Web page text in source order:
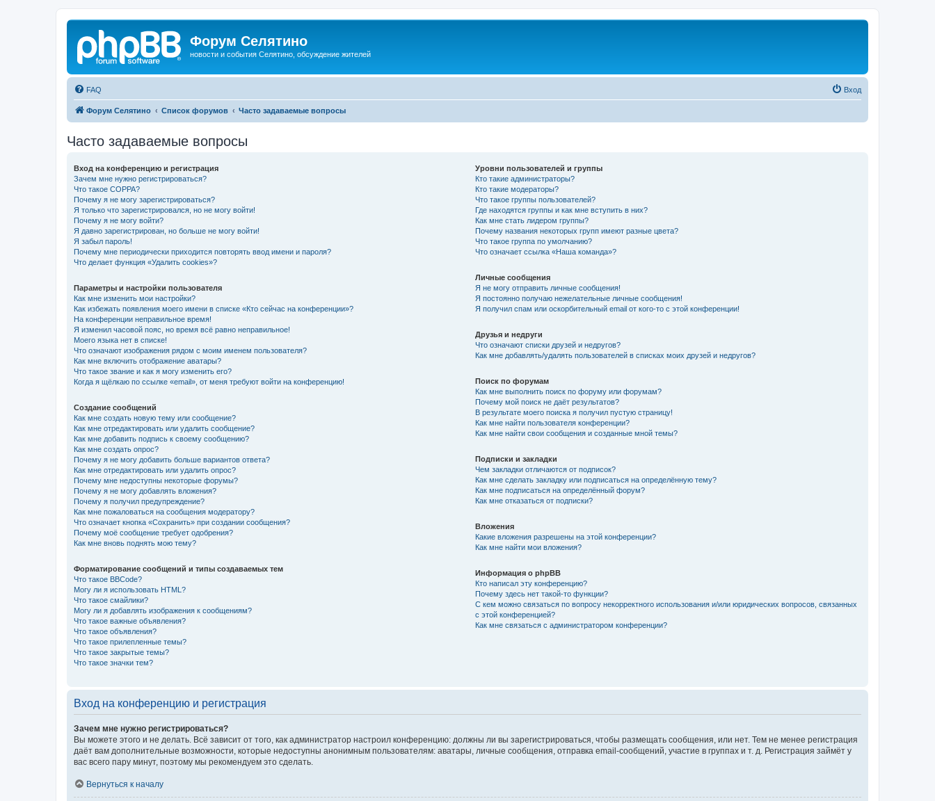
Форум Селятино
новости и события Селятино, обсуждение жителей
FAQ Вход
Форум Селятино Список форумов Часто задаваемые вопросы
Часто задаваемые вопросы
Вход на конференцию и регистрация
Зачем мне нужно регистрироваться?
Что такое COPPA?
Почему я не могу зарегистрироваться?
Я только что зарегистрировался, но не могу войти!
Почему я не могу войти?
Я давно зарегистрирован, но больше не могу войти!
Я забыл пароль!
Почему мне периодически приходится повторять ввод имени и пароля?
Что делает функция «Удалить cookies»?
Параметры и настройки пользователя
Как мне изменить мои настройки?
Как избежать появления моего имени в списке «Кто сейчас на конференции»?
На конференции неправильное время!
Я изменил часовой пояс, но время всё равно неправильное!
Моего языка нет в списке!
Что означают изображения рядом с моим именем пользователя?
Как мне включить отображение аватары?
Что такое звание и как я могу изменить его?
Когда я щёлкаю по ссылке «email», от меня требуют войти на конференцию!
Создание сообщений
Как мне создать новую тему или сообщение?
Как мне отредактировать или удалить сообщение?
Как мне добавить подпись к своему сообщению?
Как мне создать опрос?
Почему я не могу добавить больше вариантов ответа?
Как мне отредактировать или удалить опрос?
Почему мне недоступны некоторые форумы?
Почему я не могу добавлять вложения?
Почему я получил предупреждение?
Как мне пожаловаться на сообщения модератору?
Что означает кнопка «Сохранить» при создании сообщения?
Почему моё сообщение требует одобрения?
Как мне вновь поднять мою тему?
Форматирование сообщений и типы создаваемых тем
Что такое BBCode?
Могу ли я использовать HTML?
Что такое смайлики?
Могу ли я добавлять изображения к сообщениям?
Что такое важные объявления?
Что такое объявления?
Что такое прилепленные темы?
Что такое закрытые темы?
Что такое значки тем?
Уровни пользователей и группы
Кто такие администраторы?
Кто такие модераторы?
Что такое группы пользователей?
Где находятся группы и как мне вступить в них?
Как мне стать лидером группы?
Почему названия некоторых групп имеют разные цвета?
Что такое группа по умолчанию?
Что означает ссылка «Наша команда»?
Личные сообщения
Я не могу отправить личные сообщения!
Я постоянно получаю нежелательные личные сообщения!
Я получил спам или оскорбительный email от кого-то с этой конференции!
Друзья и недруги
Что означают списки друзей и недругов?
Как мне добавлять/удалять пользователей в списках моих друзей и недругов?
Поиск по форумам
Как мне выполнить поиск по форуму или форумам?
Почему мой поиск не даёт результатов?
В результате моего поиска я получил пустую страницу!
Как мне найти пользователя конференции?
Как мне найти свои сообщения и созданные мной темы?
Подписки и закладки
Чем закладки отличаются от подписок?
Как мне сделать закладку или подписаться на определённую тему?
Как мне подписаться на определённый форум?
Как мне отказаться от подписки?
Вложения
Какие вложения разрешены на этой конференции?
Как мне найти мои вложения?
Информация о phpBB
Кто написал эту конференцию?
Почему здесь нет такой-то функции?
С кем можно связаться по вопросу некорректного использования и/или юридических вопросов, связанных
с этой конференцией?
Как мне связаться с администратором конференции?
Вход на конференцию и регистрация
Зачем мне нужно регистрироваться?
Вы можете этого и не делать. Всё зависит от того, как администратор настроил конференцию: должны ли вы зарегистрироваться, чтобы размещать сообщения, или нет. Тем не менее регистрация
даёт вам дополнительные возможности, которые недоступны анонимным пользователям: аватары, личные сообщения, отправка email-сообщений, участие в группах и т. д. Регистрация займёт у
вас всего пару минут, поэтому мы рекомендуем это сделать.
Вернуться к началу